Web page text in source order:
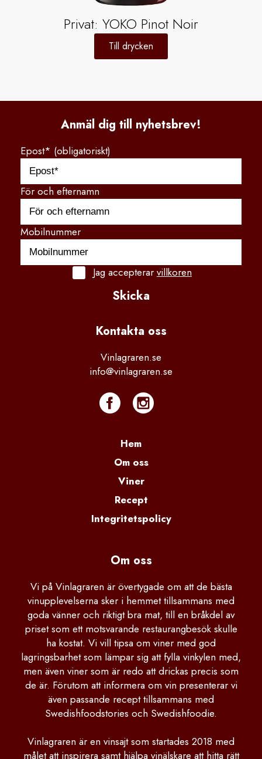
Privat: YOKO Pinot Noir
Till drycken
Anmäl dig till nyhetsbrev!
Epost* (obligatoriskt)
För och efternamn
Mobilnummer
Jag accepterar villkoren
Skicka
Kontakta oss
Vinlagraren.se
info@vinlagraren.se
Hem
Om oss
Viner
Recept
Integritetspolicy
Om oss
Vi på Vinlagraren är övertygade om att de bästa
vinupplevelserna sker i hemmet tillsammans med
goda vänner och riktigt bra mat, till en bråkdel av
priset som ett motsvarande restaurangbesök skulle
ha kostat. Vi vill tipsa om viner med god
lagringsbarhet som lämpar sig att fylla vinkylen med,
men även viner som är redo att drickas precis som
de är. Förutom att informera om vin presenterar vi
även passande recept tillsammans med
Swedishfoodstories och Swedishfoodie.
Vinlagraren är en vinsajt som startades 2018 med
målet att inspirera samt hjälpa vinälskare att hitta rätt